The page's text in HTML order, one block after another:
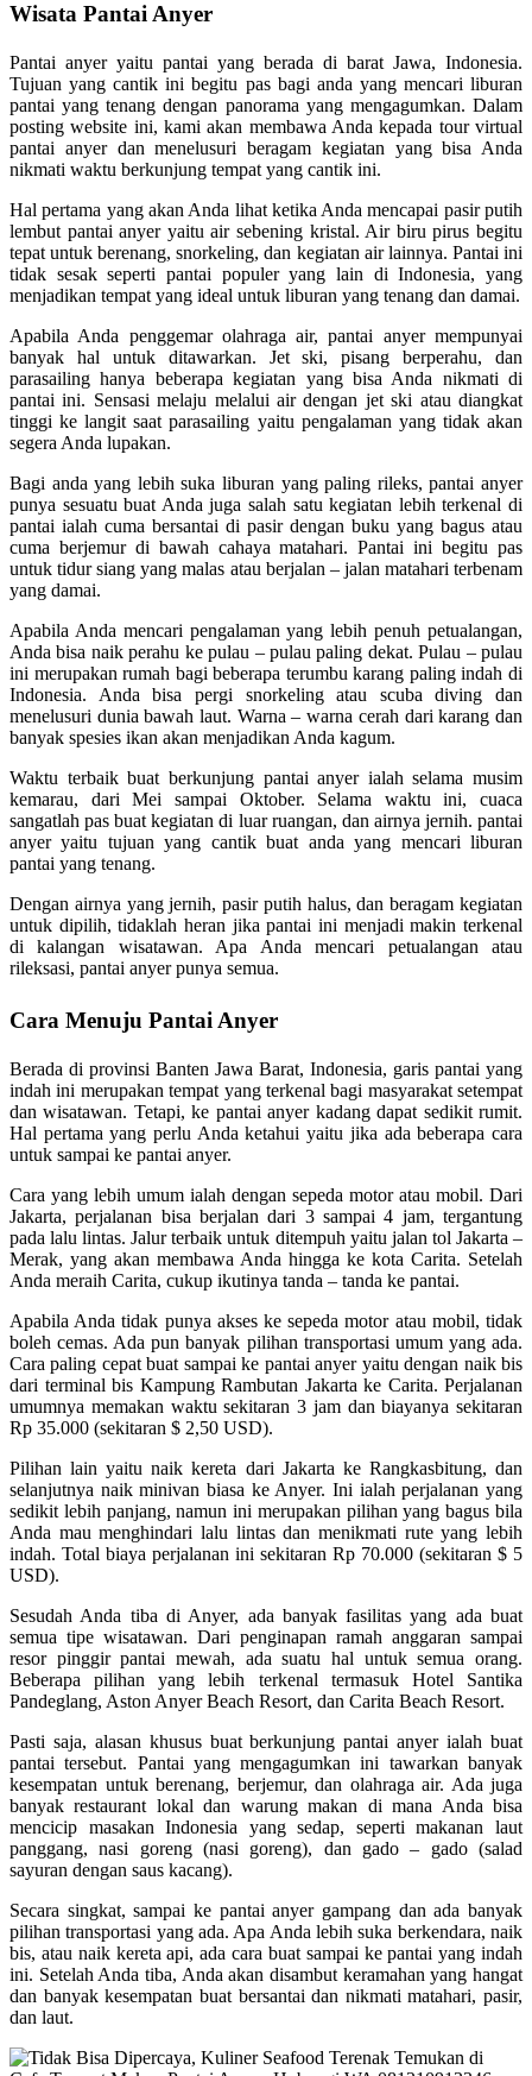
Wisata Pantai Anyer
Pantai anyer yaitu pantai yang berada di barat Jawa, Indonesia.
Tujuan yang cantik ini begitu pas bagi anda yang mencari liburan
pantai yang tenang dengan panorama yang mengagumkan. Dalam
posting website ini, kami akan membawa Anda kepada tour virtual
pantai anyer dan menelusuri beragam kegiatan yang bisa Anda
nikmati waktu berkunjung tempat yang cantik ini.
Hal pertama yang akan Anda lihat ketika Anda mencapai pasir putih
lembut pantai anyer yaitu air sebening kristal. Air biru pirus begitu
tepat untuk berenang, snorkeling, dan kegiatan air lainnya. Pantai ini
tidak sesak seperti pantai populer yang lain di Indonesia, yang
menjadikan tempat yang ideal untuk liburan yang tenang dan damai.
Apabila Anda penggemar olahraga air, pantai anyer mempunyai
banyak hal untuk ditawarkan. Jet ski, pisang berperahu, dan
parasailing hanya beberapa kegiatan yang bisa Anda nikmati di
pantai ini. Sensasi melaju melalui air dengan jet ski atau diangkat
tinggi ke langit saat parasailing yaitu pengalaman yang tidak akan
segera Anda lupakan.
Bagi anda yang lebih suka liburan yang paling rileks, pantai anyer
punya sesuatu buat Anda juga salah satu kegiatan lebih terkenal di
pantai ialah cuma bersantai di pasir dengan buku yang bagus atau
cuma berjemur di bawah cahaya matahari. Pantai ini begitu pas
untuk tidur siang yang malas atau berjalan – jalan matahari terbenam
yang damai.
Apabila Anda mencari pengalaman yang lebih penuh petualangan,
Anda bisa naik perahu ke pulau – pulau paling dekat. Pulau – pulau
ini merupakan rumah bagi beberapa terumbu karang paling indah di
Indonesia. Anda bisa pergi snorkeling atau scuba diving dan
menelusuri dunia bawah laut. Warna – warna cerah dari karang dan
banyak spesies ikan akan menjadikan Anda kagum.
Waktu terbaik buat berkunjung pantai anyer ialah selama musim
kemarau, dari Mei sampai Oktober. Selama waktu ini, cuaca
sangatlah pas buat kegiatan di luar ruangan, dan airnya jernih. pantai
anyer yaitu tujuan yang cantik buat anda yang mencari liburan
pantai yang tenang.
Dengan airnya yang jernih, pasir putih halus, dan beragam kegiatan
untuk dipilih, tidaklah heran jika pantai ini menjadi makin terkenal
di kalangan wisatawan. Apa Anda mencari petualangan atau
rileksasi, pantai anyer punya semua.
Cara Menuju Pantai Anyer
Berada di provinsi Banten Jawa Barat, Indonesia, garis pantai yang
indah ini merupakan tempat yang terkenal bagi masyarakat setempat
dan wisatawan. Tetapi, ke pantai anyer kadang dapat sedikit rumit.
Hal pertama yang perlu Anda ketahui yaitu jika ada beberapa cara
untuk sampai ke pantai anyer.
Cara yang lebih umum ialah dengan sepeda motor atau mobil. Dari
Jakarta, perjalanan bisa berjalan dari 3 sampai 4 jam, tergantung
pada lalu lintas. Jalur terbaik untuk ditempuh yaitu jalan tol Jakarta –
Merak, yang akan membawa Anda hingga ke kota Carita. Setelah
Anda meraih Carita, cukup ikutinya tanda – tanda ke pantai.
Apabila Anda tidak punya akses ke sepeda motor atau mobil, tidak
boleh cemas. Ada pun banyak pilihan transportasi umum yang ada.
Cara paling cepat buat sampai ke pantai anyer yaitu dengan naik bis
dari terminal bis Kampung Rambutan Jakarta ke Carita. Perjalanan
umumnya memakan waktu sekitaran 3 jam dan biayanya sekitaran
Rp 35.000 (sekitaran $ 2,50 USD).
Pilihan lain yaitu naik kereta dari Jakarta ke Rangkasbitung, dan
selanjutnya naik minivan biasa ke Anyer. Ini ialah perjalanan yang
sedikit lebih panjang, namun ini merupakan pilihan yang bagus bila
Anda mau menghindari lalu lintas dan menikmati rute yang lebih
indah. Total biaya perjalanan ini sekitaran Rp 70.000 (sekitaran $ 5
USD).
Sesudah Anda tiba di Anyer, ada banyak fasilitas yang ada buat
semua tipe wisatawan. Dari penginapan ramah anggaran sampai
resor pinggir pantai mewah, ada suatu hal untuk semua orang.
Beberapa pilihan yang lebih terkenal termasuk Hotel Santika
Pandeglang, Aston Anyer Beach Resort, dan Carita Beach Resort.
Pasti saja, alasan khusus buat berkunjung pantai anyer ialah buat
pantai tersebut. Pantai yang mengagumkan ini tawarkan banyak
kesempatan untuk berenang, berjemur, dan olahraga air. Ada juga
banyak restaurant lokal dan warung makan di mana Anda bisa
mencicip masakan Indonesia yang sedap, seperti makanan laut
panggang, nasi goreng (nasi goreng), dan gado – gado (salad
sayuran dengan saus kacang).
Secara singkat, sampai ke pantai anyer gampang dan ada banyak
pilihan transportasi yang ada. Apa Anda lebih suka berkendara, naik
bis, atau naik kereta api, ada cara buat sampai ke pantai yang indah
ini. Setelah Anda tiba, Anda akan disambut keramahan yang hangat
dan banyak kesempatan buat bersantai dan nikmati matahari, pasir,
dan laut.